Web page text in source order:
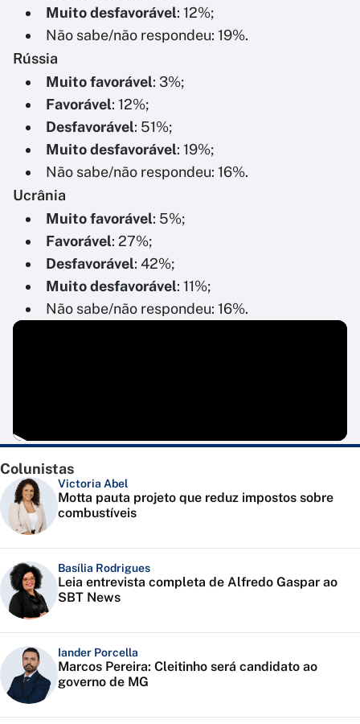
Muito desfavorável: 12%;
Não sabe/não respondeu: 19%.
Rússia
Muito favorável: 3%;
Favorável: 12%;
Desfavorável: 51%;
Muito desfavorável: 19%;
Não sabe/não respondeu: 16%.
Ucrânia
Muito favorável: 5%;
Favorável: 27%;
Desfavorável: 42%;
Muito desfavorável: 11%;
Não sabe/não respondeu: 16%.
Colunistas
Victoria Abel
Motta pauta projeto que reduz impostos sobre
combustíveis
Basília Rodrigues
Leia entrevista completa de Alfredo Gaspar ao
SBT News
Iander Porcella
Marcos Pereira: Cleitinho será candidato ao
governo de MG